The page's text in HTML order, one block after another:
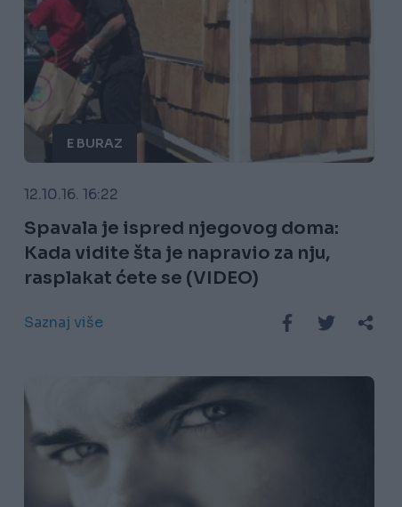
E BURAZ
12.10.16. 16:22
Spavala je ispred njegovog doma:
Kada vidite šta je napravio za nju,
rasplakat ćete se (VIDEO)
Saznaj više